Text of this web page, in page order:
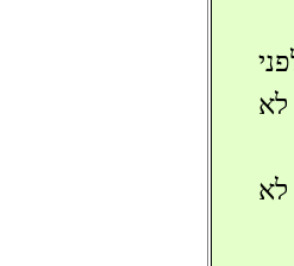
לא